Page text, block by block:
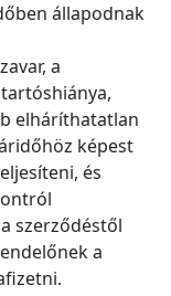
állapodnak
a
elháríthatatlan
képest
és
szerződéstől
a